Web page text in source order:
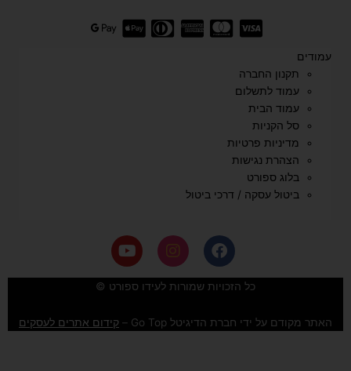
עמודים
תקנון החברה
עמוד לתשלום
עמוד הבית
סל הקניות
מדיניות פרטיות
הצהרת נגישות
בלוג ספורט
ביטול עסקה / דרכי ביטול
F
a
c
e
o
o
I
n
s
t
g
r
Y
o
u
t
b
e
כל הזכויות שמורות לעידו ספורט ©
האתר מקודם על ידי חברת הדיגיטל Go Top – קידום אתרים לעסקים